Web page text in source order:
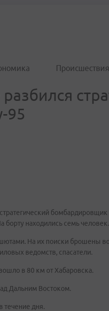
Происшествия
95
находились семь человек.
На их поиски брошены
ведомств, спасатели.
в 80 км от Хабаровска.
Дальним Востоком.
течение дня.